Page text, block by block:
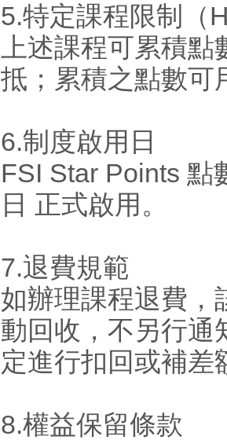
5.特定課程限制（
上述課程可累積
抵；累積之點數可
6.制度啟用日
FSI Star Points 點
日 正式啟用。
7.退費規範
如辦理課程退費，
動回收，不另行通
定進行扣回或補差
8.權益保留條款